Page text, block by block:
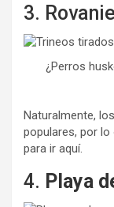
3.
¿Perros
Naturalmente,
populares, por
para ir aquí.
4. Playa